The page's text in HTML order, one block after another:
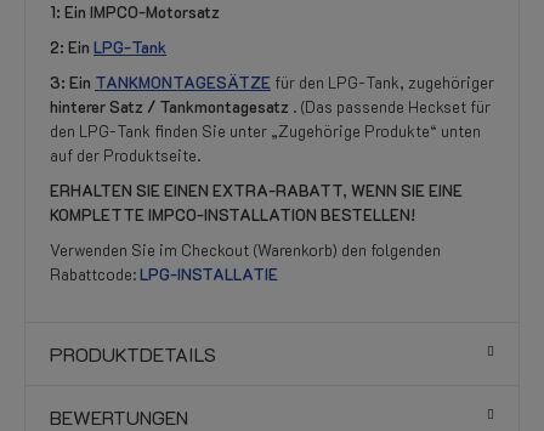
1: Ein IMPCO-Motorsatz
2: Ein LPG-Tank
3: Ein TANKMONTAGESÄTZE für den LPG-Tank, zugehöriger
hinterer Satz / Tankmontagesatz . (Das passende Heckset für
den LPG-Tank finden Sie unter „Zugehörige Produkte“ unten
auf der Produktseite.
ERHALTEN SIE EINEN EXTRA-RABATT, WENN SIE EINE
KOMPLETTE IMPCO-INSTALLATION BESTELLEN!
Verwenden Sie im Checkout (Warenkorb) den folgenden
Rabattcode:LPG-INSTALLATIE
PRODUKTDETAILS
BEWERTUNGEN